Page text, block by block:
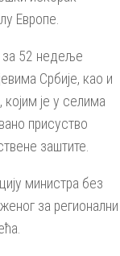
Европе.
за 52 недеље
Србије, као и
којим је у селима
присуство
заштите.
министра без
за регионални